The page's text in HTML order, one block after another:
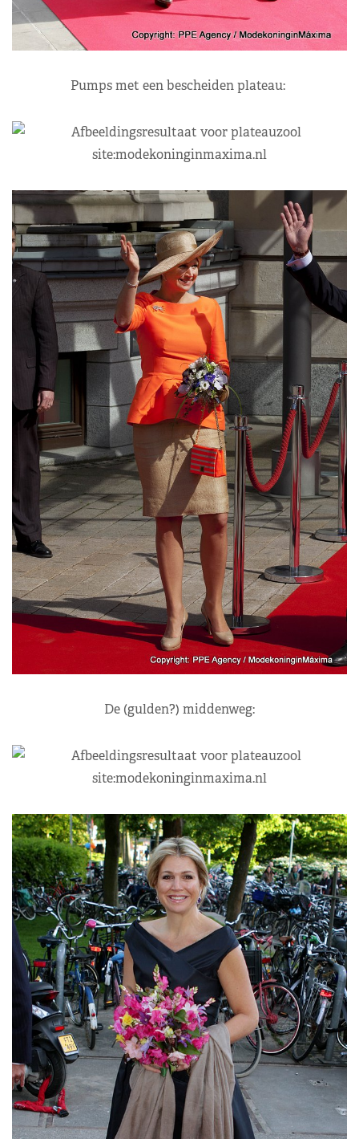
Pumps met een bescheiden plateau:
De (gulden?) middenweg: